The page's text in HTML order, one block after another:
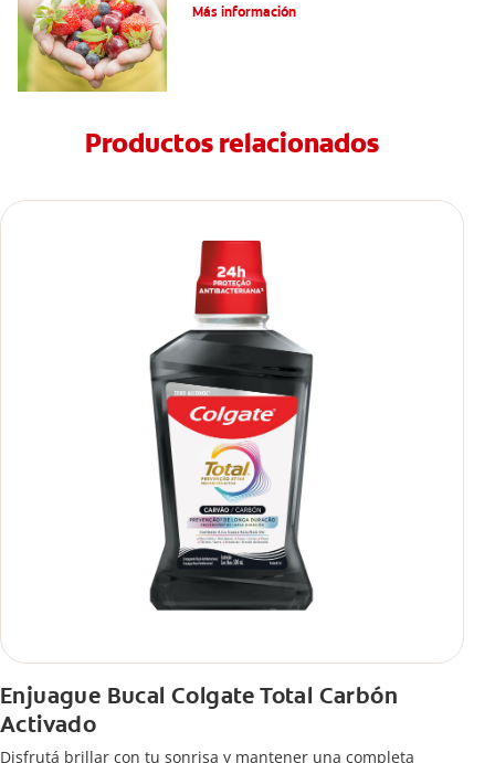
Más información
Productos relacionados
Enjuague Bucal Colgate Total Carbón
Activado
Disfrutá brillar con tu sonrisa y mantener una completa